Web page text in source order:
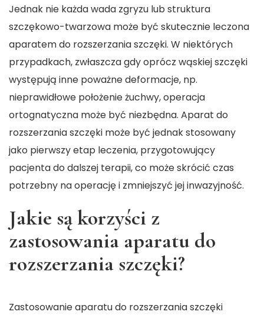
Jednak nie każda wada zgryzu lub struktura
szczękowo-twarzowa może być skutecznie leczona
aparatem do rozszerzania szczęki. W niektórych
przypadkach, zwłaszcza gdy oprócz wąskiej szczęki
występują inne poważne deformacje, np.
nieprawidłowe położenie żuchwy, operacja
ortognatyczna może być niezbędna. Aparat do
rozszerzania szczęki może być jednak stosowany
jako pierwszy etap leczenia, przygotowujący
pacjenta do dalszej terapii, co może skrócić czas
potrzebny na operację i zmniejszyć jej inwazyjność.
Jakie są korzyści z
zastosowania aparatu do
rozszerzania szczęki?
Zastosowanie aparatu do rozszerzania szczęki